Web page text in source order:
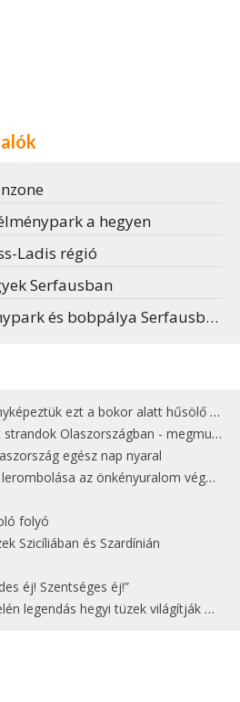
a hegyen
Ladis régió
Serfausban
és bobpálya Serfausban
ezt a bokor alatt hűsölő cicát Kisorosziban
Olaszországban - megmutatjuk a 15 legjobbat
egész nap nyaral
az önkényuralom végét jelentette
folyó
Szicíliában és Szardínián
éj! Szentséges éj!”
hegyi tüzek világítják meg Zugspitzét